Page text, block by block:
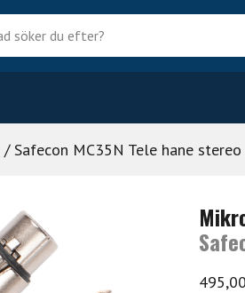
/ Safecon MC35N Tele hane
495,00